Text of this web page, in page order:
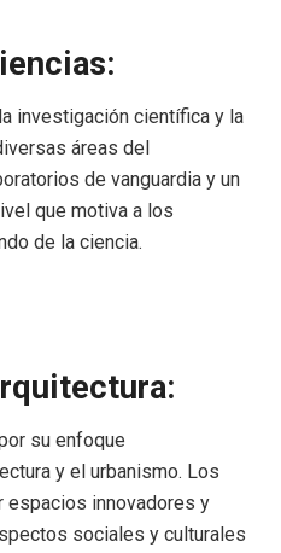
investigación científica y la
áreas del
de vanguardia y un
que motiva a los
de la ciencia.
su enfoque
y el urbanismo. Los
espacios innovadores y
sociales y culturales